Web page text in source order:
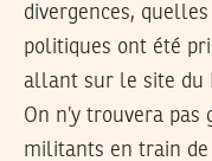
divergences,
politiques ont été
allant sur le site du
On n’y trouvera pas
militants en train de